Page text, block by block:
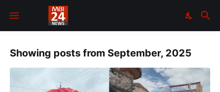
Showing posts from September, 2025